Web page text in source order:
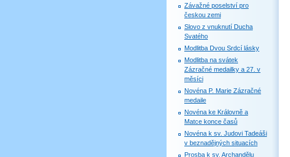
Závažné poselství pro
českou zemi
Slovo z vnuknutí Ducha
Svatého
Modlitba Dvou Srdcí lásky
Modlitba na svátek
Zázračné medailky a 27. v
měsíci
Novéna P. Marie Zázračné
medaile
Novéna ke Královně a
Matce konce časů
Novéna k sv. Judovi Tadeáši
v beznadějných situacích
Prosba k sv. Archandělu